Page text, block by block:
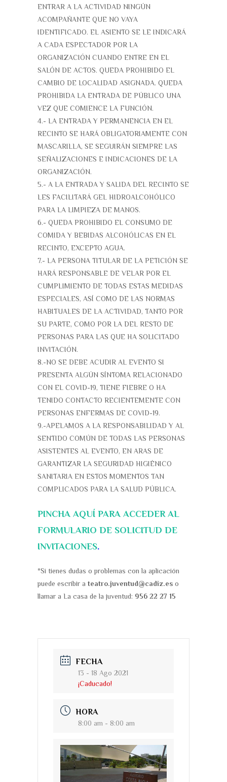
ENTRAR A LA ACTIVIDAD NINGÚN
ACOMPAÑANTE QUE NO VAYA
IDENTIFICADO. EL ASIENTO SE LE INDICARÁ
A CADA ESPECTADOR POR LA
ORGANIZACIÓN CUANDO ENTRE EN EL
SALÓN DE ACTOS. QUEDA PROHIBIDO EL
CAMBIO DE LOCALIDAD ASIGNADA. QUEDA
PROHIBIDA LA ENTRADA DE PÚBLICO UNA
VEZ QUE COMIENCE LA FUNCIÓN.
4.- LA ENTRADA Y PERMANENCIA EN EL
RECINTO SE HARÁ OBLIGATORIAMENTE CON
MASCARILLA, SE SEGUIRÁN SIEMPRE LAS
SEÑALIZACIONES E INDICACIONES DE LA
ORGANIZACIÓN.
5.- A LA ENTRADA Y SALIDA DEL RECINTO SE
LES FACILITARÁ GEL HIDROALCOHÓLICO
PARA LA LIMPIEZA DE MANOS.
6.- QUEDA PROHIBIDO EL CONSUMO DE
COMIDA Y BEBIDAS ALCOHÓLICAS EN EL
RECINTO, EXCEPTO AGUA.
7.- LA PERSONA TITULAR DE LA PETICIÓN SE
HARÁ RESPONSABLE DE VELAR POR EL
CUMPLIMIENTO DE TODAS ESTAS MEDIDAS
ESPECIALES, ASÍ COMO DE LAS NORMAS
HABITUALES DE LA ACTIVIDAD, TANTO POR
SU PARTE, COMO POR LA DEL RESTO DE
PERSONAS PARA LAS QUE HA SOLICITADO
INVITACIÓN.
8.-NO SE DEBE ACUDIR AL EVENTO SI
PRESENTA ALGÚN SÍNTOMA RELACIONADO
CON EL COVID-19, TIENE FIEBRE O HA
TENIDO CONTACTO RECIENTEMENTE CON
PERSONAS ENFERMAS DE COVID-19.
9.-APELAMOS A LA RESPONSABILIDAD Y AL
SENTIDO COMÚN DE TODAS LAS PERSONAS
ASISTENTES AL EVENTO, EN ARAS DE
GARANTIZAR LA SEGURIDAD HIGIÉNICO
SANITARIA EN ESTOS MOMENTOS TAN
COMPLICADOS PARA LA SALUD PÚBLICA.
PINCHA AQUÍ PARA ACCEDER AL
FORMULARIO DE SOLICITUD DE
INVITACIONES.
*Si tienes dudas o problemas con la aplicación
puede escribir a teatro.juventud@cadiz.es o
llamar a La casa de la juventud: 956 22 27 15
FECHA
13 - 18 Ago 2021
¡Caducado!
HORA
8:00 am - 8:00 am